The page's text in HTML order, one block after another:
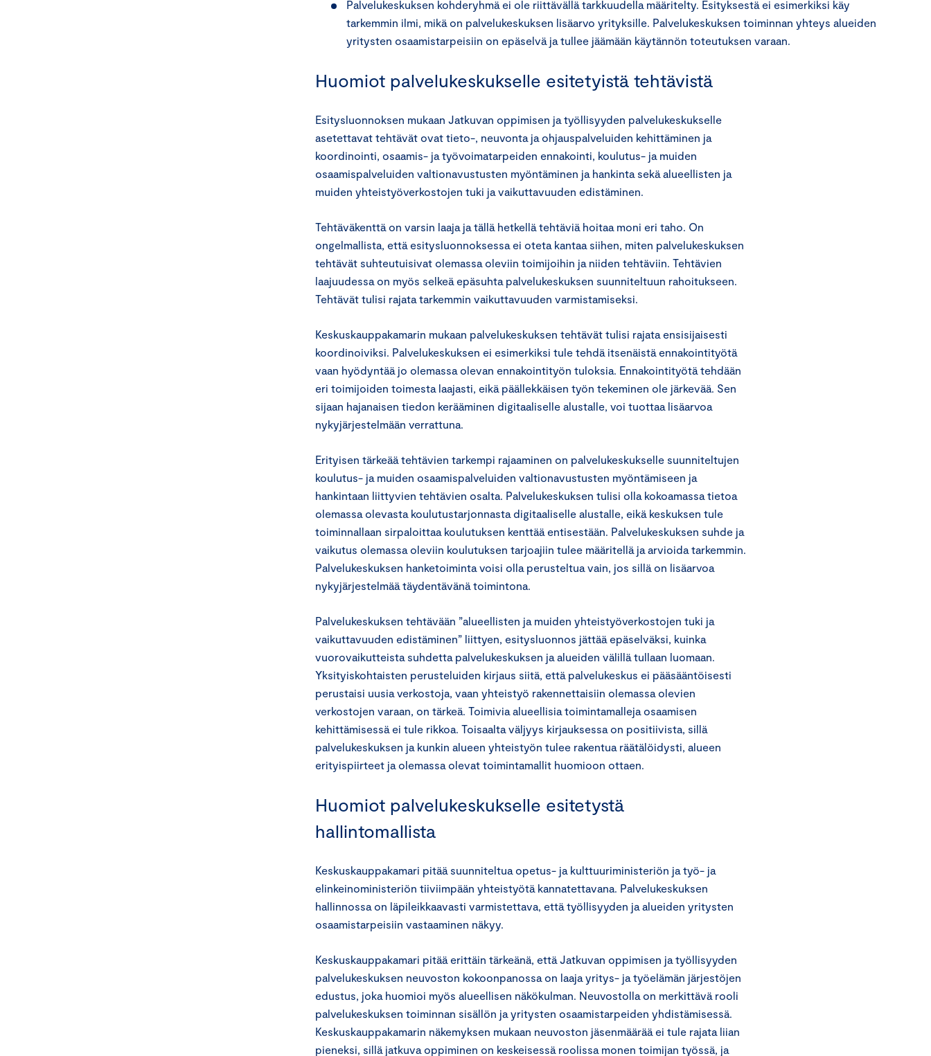
Palvelukeskuksen kohderyhmä ei ole riittävällä tarkkuudella määritelty. Esityksestä ei esimerkiksi käy
tarkemmin ilmi, mikä on palvelukeskuksen lisäarvo yrityksille. Palvelukeskuksen toiminnan yhteys alueiden
yritysten osaamistarpeisiin on epäselvä ja tullee jäämään käytännön toteutuksen varaan.
Huomiot palvelukeskukselle esitetyistä tehtävistä
Esitysluonnoksen mukaan Jatkuvan oppimisen ja työllisyyden palvelukeskukselle
asetettavat tehtävät ovat tieto-, neuvonta ja ohjauspalveluiden kehittäminen ja
koordinointi, osaamis- ja työvoimatarpeiden ennakointi, koulutus- ja muiden
osaamispalveluiden valtionavustusten myöntäminen ja hankinta sekä alueellisten ja
muiden yhteistyöverkostojen tuki ja vaikuttavuuden edistäminen.
Tehtäväkenttä on varsin laaja ja tällä hetkellä tehtäviä hoitaa moni eri taho. On
ongelmallista, että esitysluonnoksessa ei oteta kantaa siihen, miten palvelukeskuksen
tehtävät suhteutuisivat olemassa oleviin toimijoihin ja niiden tehtäviin. Tehtävien
laajuudessa on myös selkeä epäsuhta palvelukeskuksen suunniteltuun rahoitukseen.
Tehtävät tulisi rajata tarkemmin vaikuttavuuden varmistamiseksi.
Keskuskauppakamarin mukaan palvelukeskuksen tehtävät tulisi rajata ensisijaisesti
koordinoiviksi. Palvelukeskuksen ei esimerkiksi tule tehdä itsenäistä ennakointityötä
vaan hyödyntää jo olemassa olevan ennakointityön tuloksia. Ennakointityötä tehdään
eri toimijoiden toimesta laajasti, eikä päällekkäisen työn tekeminen ole järkevää. Sen
sijaan hajanaisen tiedon kerääminen digitaaliselle alustalle, voi tuottaa lisäarvoa
nykyjärjestelmään verrattuna.
Erityisen tärkeää tehtävien tarkempi rajaaminen on palvelukeskukselle suunniteltujen
koulutus- ja muiden osaamispalveluiden valtionavustusten myöntämiseen ja
hankintaan liittyvien tehtävien osalta. Palvelukeskuksen tulisi olla kokoamassa tietoa
olemassa olevasta koulutustarjonnasta digitaaliselle alustalle, eikä keskuksen tule
toiminnallaan sirpaloittaa koulutuksen kenttää entisestään. Palvelukeskuksen suhde ja
vaikutus olemassa oleviin koulutuksen tarjoajiin tulee määritellä ja arvioida tarkemmin.
Palvelukeskuksen hanketoiminta voisi olla perusteltua vain, jos sillä on lisäarvoa
nykyjärjestelmää täydentävänä toimintona.
Palvelukeskuksen tehtävään ”alueellisten ja muiden yhteistyöverkostojen tuki ja
vaikuttavuuden edistäminen” liittyen, esitysluonnos jättää epäselväksi, kuinka
vuorovaikutteista suhdetta palvelukeskuksen ja alueiden välillä tullaan luomaan.
Yksityiskohtaisten perusteluiden kirjaus siitä, että palvelukeskus ei pääsääntöisesti
perustaisi uusia verkostoja, vaan yhteistyö rakennettaisiin olemassa olevien
verkostojen varaan, on tärkeä. Toimivia alueellisia toimintamalleja osaamisen
kehittämisessä ei tule rikkoa. Toisaalta väljyys kirjauksessa on positiivista, sillä
palvelukeskuksen ja kunkin alueen yhteistyön tulee rakentua räätälöidysti, alueen
erityispiirteet ja olemassa olevat toimintamallit huomioon ottaen.
Huomiot palvelukeskukselle esitetystä
hallintomallista
Keskuskauppakamari pitää suunniteltua opetus- ja kulttuuriministeriön ja työ- ja
elinkeinoministeriön tiiviimpään yhteistyötä kannatettavana. Palvelukeskuksen
hallinnossa on läpileikkaavasti varmistettava, että työllisyyden ja alueiden yritysten
osaamistarpeisiin vastaaminen näkyy.
Keskuskauppakamari pitää erittäin tärkeänä, että Jatkuvan oppimisen ja työllisyyden
palvelukeskuksen neuvoston kokoonpanossa on laaja yritys- ja työelämän järjestöjen
edustus, joka huomioi myös alueellisen näkökulman. Neuvostolla on merkittävä rooli
palvelukeskuksen toiminnan sisällön ja yritysten osaamistarpeiden yhdistämisessä.
Keskuskauppakamarin näkemyksen mukaan neuvoston jäsenmäärää ei tule rajata liian
pieneksi, sillä jatkuva oppiminen on keskeisessä roolissa monen toimijan työssä, ja